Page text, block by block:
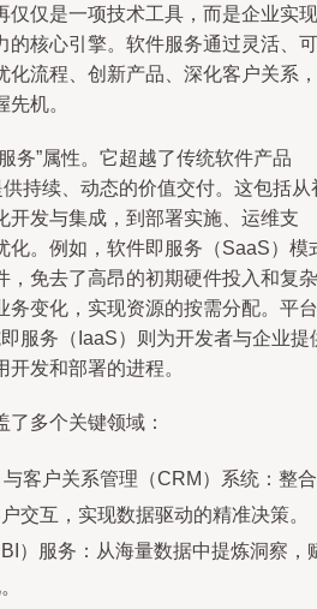
仅仅是一项技术工具，而是企业实现
的核心引擎。软件服务通过灵活、可
化流程、创新产品、深化客户关系，
机。
务”属性。它超越了传统软件产品
持续、动态的价值交付。这包括从
开发与集成，到部署实施、运维支
化。例如，软件即服务（SaaS）模
，免去了高昂的初期硬件投入和复杂
务变化，实现资源的按需分配。平台
服务（IaaS）则为开发者与企业提
发和部署的进程。
多个关键领域：
客户关系管理（CRM）系统：整合
交互，实现数据驱动的精准决策。
）服务：从海量数据中提炼洞察，